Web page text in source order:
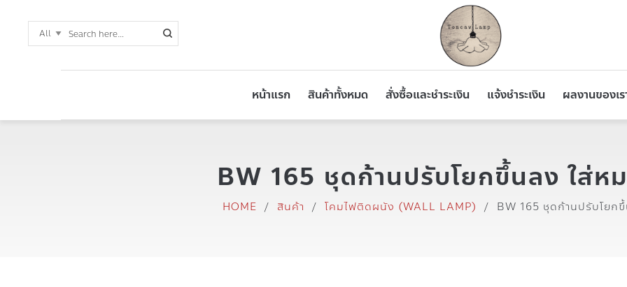
หน้าแรก สินค้าทั้งหมด สั่งซื้อและชำระเงิน แจ้งชำระเงิน ผลงานของเร
BW 165 ชุดก้านปรับโยกขึ้นลง ใส่ห
HOME / สินค้า / โคมไฟติดผนัง (WALL LAMP) / BW 165 ชุดก้านปรับโยก